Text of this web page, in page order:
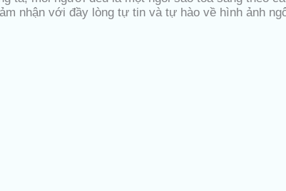
nhận với đầy lòng tự tin và tự hào về hình ảnh